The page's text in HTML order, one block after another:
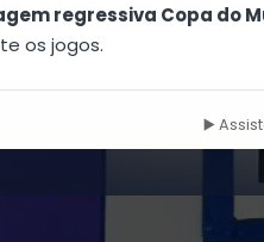
regressiva Copa do
os jogos.
▶️